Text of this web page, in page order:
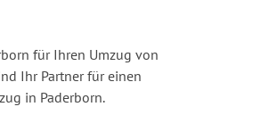
für Ihren Umzug von
Ihr Partner für einen
in Paderborn.